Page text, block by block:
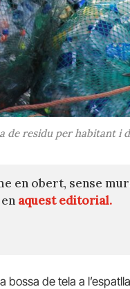
de residu per habitant i
en obert, sense
aquest editorial.
bossa de tela a